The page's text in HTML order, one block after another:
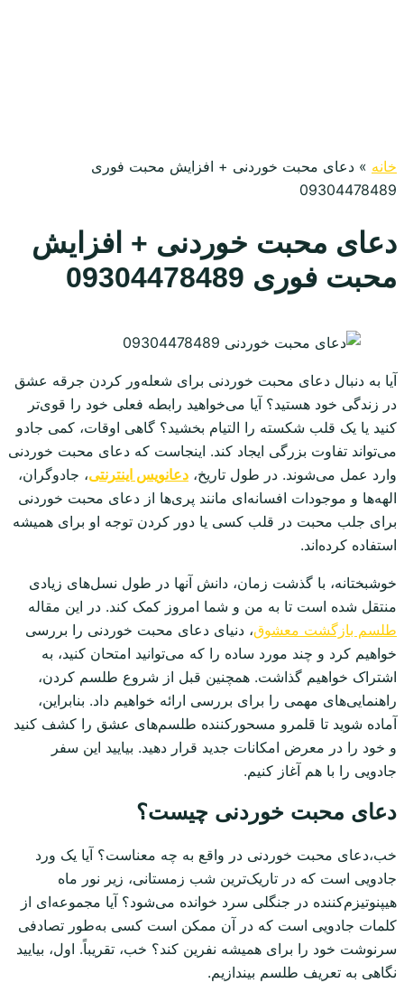
خانه » دعای محبت خوردنی + افزایش محبت فوری
09304478489
دعای محبت خوردنی + افزایش
محبت فوری 09304478489
آیا به دنبال دعای محبت خوردنی برای شعله‌ور کردن جرقه عشق
در زندگی خود هستید؟ آیا می‌خواهید رابطه فعلی خود را قوی‌تر
کنید یا یک قلب شکسته را التیام بخشید؟ گاهی اوقات، کمی جادو
می‌تواند تفاوت بزرگی ایجاد کند. اینجاست که دعای محبت خوردنی
وارد عمل می‌شوند. در طول تاریخ، دعانویس اینترنتی، جادوگران،
الهه‌ها و موجودات افسانه‌ای مانند پری‌ها از دعای محبت خوردنی
برای جلب محبت در قلب کسی یا دور کردن توجه او برای همیشه
استفاده کرده‌اند.
خوشبختانه، با گذشت زمان، دانش آنها در طول نسل‌های زیادی
منتقل شده است تا به من و شما امروز کمک کند. در این مقاله
طلسم بازگشت معشوق، دنیای دعای محبت خوردنی را بررسی
خواهیم کرد و چند مورد ساده را که می‌توانید امتحان کنید، به
اشتراک خواهیم گذاشت. همچنین قبل از شروع طلسم کردن،
راهنمایی‌های مهمی را برای بررسی ارائه خواهیم داد. بنابراین،
آماده شوید تا قلمرو مسحورکننده طلسم‌های عشق را کشف کنید
و خود را در معرض امکانات جدید قرار دهید. بیایید این سفر
جادویی را با هم آغاز کنیم.
دعای محبت خوردنی چیست؟
خب،دعای محبت خوردنی در واقع به چه معناست؟ آیا یک ورد
جادویی است که در تاریک‌ترین شب زمستانی، زیر نور ماه
هیپنوتیزم‌کننده در جنگلی سرد خوانده می‌شود؟ آیا مجموعه‌ای از
کلمات جادویی است که در آن ممکن است کسی به‌طور تصادفی
سرنوشت خود را برای همیشه نفرین کند؟ خب، تقریباً. اول، بیایید
نگاهی به تعریف طلسم بیندازیم.